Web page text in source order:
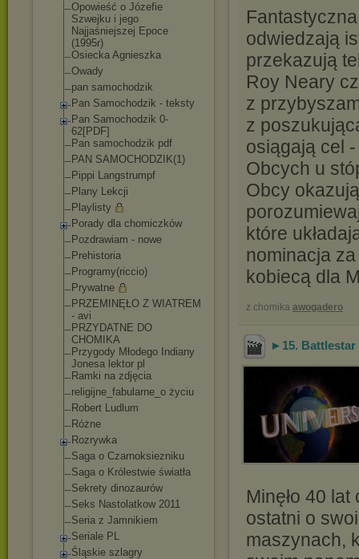
Opowieść o Józefie
Szwejku i jego
Najjaśniejszej Epoce
(1995r)
Osiecka Agnieszka
Owady
pan samochodzik
Pan Samochodzik - teksty
Pan Samochodzik 0-
62[PDF]
Pan samochodzik pdf
PAN SAMOCHODZIK(1)
Pippi Langstrumpf
Plany Lekcji
Playlisty
Porady dla chomiczków
Pozdrawiam - nowe
Prehistoria
Programy(riccio)
Prywatne
PRZEMINĘŁO Z WIATREM
- avi
PRZYDATNE DO
CHOMIKA
Przygody Młodego Indiany
Jonesa lektor pl
Ramki na zdjęcia
religijne_fabularne_o życiu
Robert Ludlum
Różne
Rozrywka
Saga o Czarnoksiezniku
Saga o Królestwie światła
Sekrety dinozaurów
Seks Nastolatkow 2011
Seria z Jamnikiem
Seriale PL
Śląskie szlagry
odwiedzają
przekazują
Roy Neary
z
z
osiągają cel
Obcych u
Obcy
które
nominacja
kobiecą dla
z chomika awogadero
►15. Battlestar
Minęło 40
ostatni o
maszynach,